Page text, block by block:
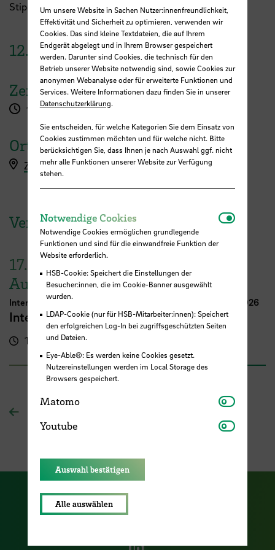
Stipendium informieren und Fragen stellen.
12. Mai2025
Zeit
13:00 - 14:00 Uhr
Ort
Zoom
Veranstaltung der HSB
17.
August
International Week Computer Science and Digital Media 2026
International FutureNow! Symposium
16:00 - 17:30 Uhr
Um unsere Website in Sachen Nutzer:innenfreundlichkeit,
Effektivität und Sicherheit zu optimieren, verwenden wir
Cookies. Das sind kleine Textdateien, die auf Ihrem
Endgerät abgelegt und in Ihrem Browser gespeichert
werden. Darunter sind Cookies, die technisch für den
Betrieb unserer Website notwendig sind, sowie Cookies zur
anonymen Webanalyse oder für erweiterte Funktionen und
Services. Weitere Informationen dazu finden Sie in unserer
Datenschutzerklärung.
Sie entscheiden, für welche Kategorien Sie dem Einsatz von
Cookies zustimmen möchten und für welche nicht. Bitte
berücksichtigen Sie, dass Ihnen je nach Auswahl ggf. nicht
mehr alle Funktionen unserer Website zur Verfügung
stehen.
Notwendige Cookies
Notwendige Cookies ermöglichen grundlegende
Funktionen und sind für die einwandfreie Funktion der
Website erforderlich.
HSB-Cookie: Speichert die Einstellungen der
Besucher:innen, die im Cookie-Banner ausgewählt
wurden.
LDAP-Cookie (nur für HSB-Mitarbeiter:innen): Speichert
den erfolgreichen Log-In bei zugriffsgeschützten Seiten
und Dateien.
Eye-Able®: Es werden keine Cookies gesetzt.
Nutzereinstellungen werden im Local Storage des
Browsers gespeichert.
Matomo Matomo
Youtube Youtube
Auswahl bestätigen
Alle auswählen